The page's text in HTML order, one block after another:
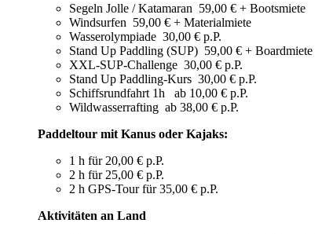
Segeln Jolle / Katamaran 59,00 € + Bootsmiete
Windsurfen 59,00 € + Materialmiete
Wasserolympiade 30,00 € p.P.
Stand Up Paddling (SUP) 59,00 € + Boardmiete
XXL-SUP-Challenge 30,00 € p.P.
Stand Up Paddling-Kurs 30,00 € p.P.
Schiffsrundfahrt 1h ab 10,00 € p.P.
Wildwasserrafting ab 38,00 € p.P.
Paddeltour mit Kanus oder Kajaks:
1 h für 20,00 € p.P.
2 h für 25,00 € p.P.
2 h GPS-Tour für 35,00 € p.P.
Aktivitäten an Land